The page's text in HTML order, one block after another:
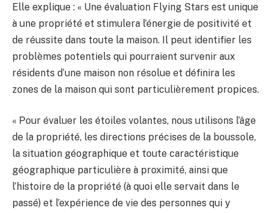
Elle explique : « Une évaluation Flying Stars est unique
à une propriété et stimulera l’énergie de positivité et
de réussite dans toute la maison. Il peut identifier les
problèmes potentiels qui pourraient survenir aux
résidents d’une maison non résolue et définira les
zones de la maison qui sont particulièrement propices.
« Pour évaluer les étoiles volantes, nous utilisons l’âge
de la propriété, les directions précises de la boussole,
la situation géographique et toute caractéristique
géographique particulière à proximité, ainsi que
l’histoire de la propriété (à quoi elle servait dans le
passé) et l’expérience de vie des personnes qui y